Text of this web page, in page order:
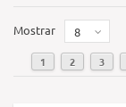
Mostrar 8
1 2 3